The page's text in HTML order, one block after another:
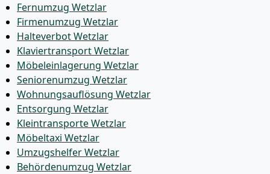
Fernumzug Wetzlar
Firmenumzug Wetzlar
Halteverbot Wetzlar
Klaviertransport Wetzlar
Möbeleinlagerung Wetzlar
Seniorenumzug Wetzlar
Wohnungsauflösung Wetzlar
Entsorgung Wetzlar
Kleintransporte Wetzlar
Möbeltaxi Wetzlar
Umzugshelfer Wetzlar
Behördenumzug Wetzlar